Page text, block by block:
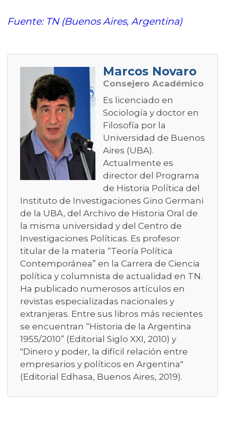
Fuente: TN (Buenos Aires, Argentina)
Marcos Novaro
Consejero Académico
Es licenciado en
Sociología y doctor en
Filosofía por la
Universidad de Buenos
Aires (UBA).
Actualmente es
director del Programa
de Historia Política del
Instituto de Investigaciones Gino Germani
de la UBA, del Archivo de Historia Oral de
la misma universidad y del Centro de
Investigaciones Políticas. Es profesor
titular de la materia “Teoría Política
Contemporánea” en la Carrera de Ciencia
política y columnista de actualidad en TN.
Ha publicado numerosos artículos en
revistas especializadas nacionales y
extranjeras. Entre sus libros más recientes
se encuentran “Historia de la Argentina
1955/2010” (Editorial Siglo XXI, 2010) y
"Dinero y poder, la difícil relación entre
empresarios y políticos en Argentina"
(Editorial Edhasa, Buenos Aires, 2019).